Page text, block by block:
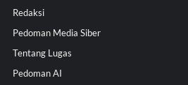
Redaksi
Pedoman Media Siber
Tentang Lugas
Pedoman AI